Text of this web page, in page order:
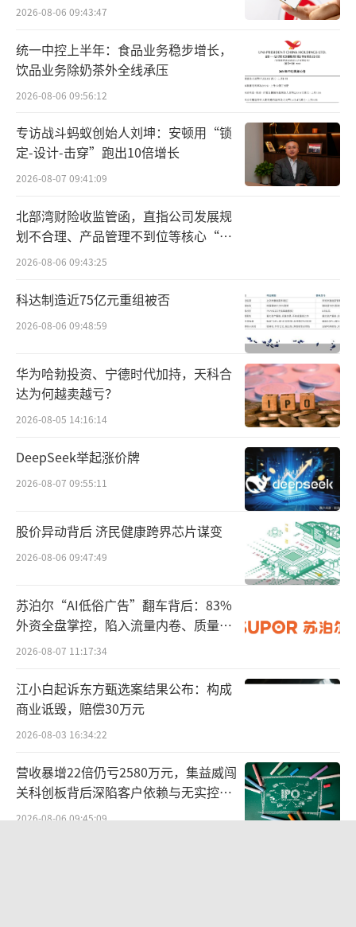
化节奏有关。
28家中药企业：8家逐年上涨、7家不断下
降
严重，头部中药企业的2026年第一季度的销售
费用体量接近头部化药企业，集中在11亿元-23
亿元之间；中小型中药企业普遍在2亿元–7亿
元。
其中，有8家中药企业在近三年一季度销售
各大中药企业销售费用增长的逻辑不一，
但整体与产品结构相关。如儿药龙头企业一般
离不开儿科OTC放量持续加大终端推广；贴膏
头部药企主要因为膏药外用产品全国渠道渗
透。
这些一季度销售费用逐年增长的企业产品
以常见OTC、骨科外用、滋补类、儿科中成药
为主，市场竞争集中在终端陈列、品牌广告、
连锁药店渠道维护，想要提升市场占有率就需
要增加销售推广投入。
7家中药企业近三年一季度销售费用持续下
降，这些企业品种多以注射剂、院内辅助用药
为主，在医保控费及部分品种支付受约束下，
药企对传统学术推广及渠道服务费用进行了结
构性调整。
有降，变化主要与产品销售场景结构有关，院
内与院外渠道占比不同、费用结构差异较大。
所曾出具“保留意见”
2026-08-06 09:43:47
统一中控上半年：食品业务稳步增长，
饮品业务除奶茶外全线承压
2026-08-06 09:56:12
专访战斗蚂蚁创始人刘坤：安顿用“锁
定-设计-击穿”跑出10倍增长
2026-08-07 09:41:09
北部湾财险收监管函，直指公司发展规
划不合理、产品管理不到位等核心“痛
点”
2026-08-06 09:43:25
科达制造近75亿元重组被否
2026-08-06 09:48:59
华为哈勃投资、宁德时代加持，天科合
达为何越卖越亏？
2026-08-05 14:16:14
DeepSeek举起涨价牌
2026-08-07 09:55:11
股价异动背后 济民健康跨界芯片谋变
2026-08-06 09:47:49
苏泊尔“AI低俗广告”翻车背后：83%
外资全盘掌控，陷入流量内卷、质量频
发的负循环
2026-08-07 11:17:34
江小白起诉东方甄选案结果公布：构成
商业诋毁，赔偿30万元
2026-08-03 16:34:22
营收暴增22倍仍亏2580万元，集益威闯
关科创板背后深陷客户依赖与无实控人
困局
2026-08-06 09:45:09